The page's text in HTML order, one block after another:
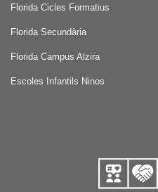
Florida Cicles Formatius
Florida Secundària
Florida Campus Alzira
Escoles Infantils Ninos